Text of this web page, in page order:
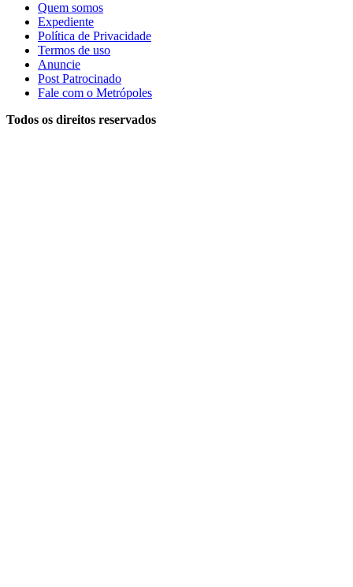
Quem somos
Expediente
Política de Privacidade
Termos de uso
Anuncie
Post Patrocinado
Fale com o Metrópoles
Todos os direitos reservados